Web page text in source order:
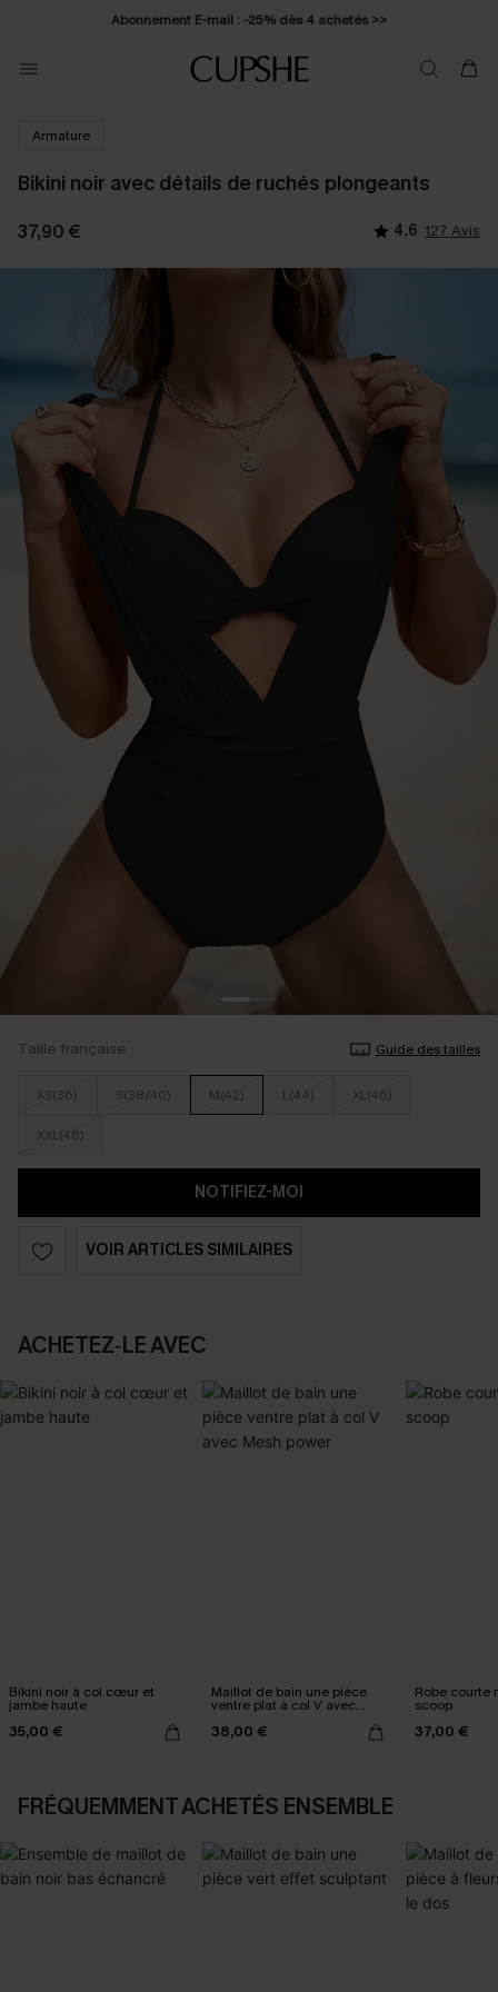
Abonnement E-mail : -25% dès 4 achetés >>
Armature
Bikini noir avec détails de ruchés plongeants
37,90 € 4.6 127 Avis
Taille française Guide des tailles
XS(36) S(38/40) M(42) L(44) XL(46)
XXL(48)
NOTIFIEZ-MOI
VOIR ARTICLES SIMILAIRES
ACHETEZ‑LE AVEC
Bikini noir à col cœur et
jambe haute
35,00 €
Maillot de bain une pièce
ventre plat à col V avec
Mesh power
38,00 €
Robe courte
scoop
37,00 €
FRÉQUEMMENT ACHETÉS ENSEMBLE